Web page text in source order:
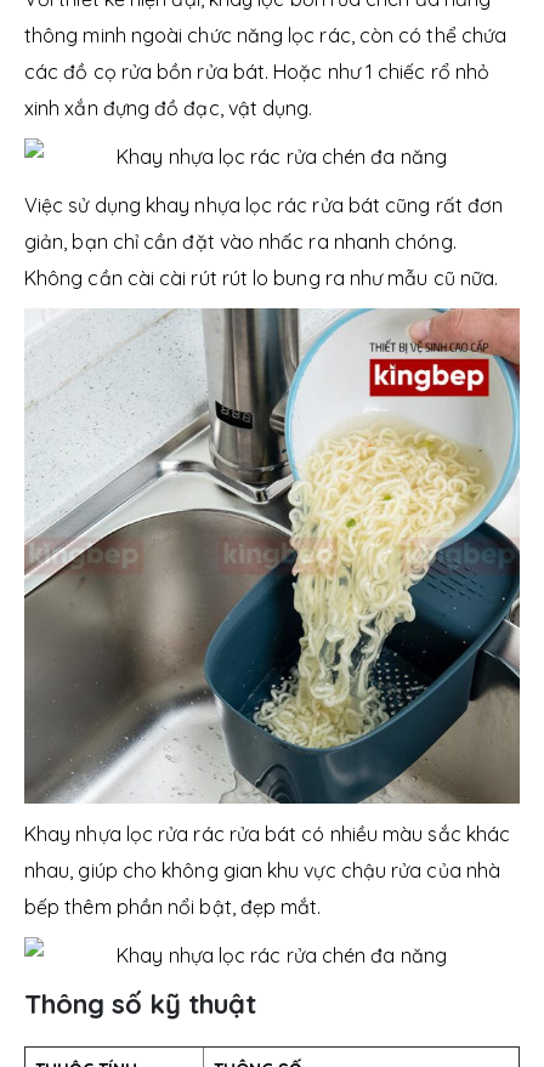
thông minh ngoài chức năng lọc rác, còn có thể chứa
các đồ cọ rửa bồn rửa bát. Hoặc như 1 chiếc rổ nhỏ
xinh xắn đựng đồ đạc, vật dụng.
Việc sử dụng khay nhựa lọc rác rửa bát cũng rất đơn
giản, bạn chỉ cần đặt vào nhấc ra nhanh chóng.
Không cần cài cài rút rút lo bung ra như mẫu cũ nữa.
Khay nhựa lọc rửa rác rửa bát có nhiều màu sắc khác
nhau, giúp cho không gian khu vực chậu rửa của nhà
bếp thêm phần nổi bật, đẹp mắt.
Thông số kỹ thuật